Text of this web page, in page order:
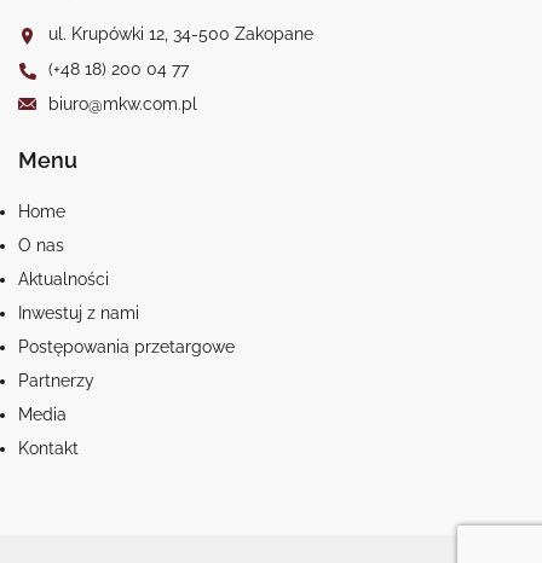
ul. Krupówki 12, 34-500 Zakopane
(+48 18) 200 04 77
biuro@mkw.com.pl
Menu
Home
O nas
Aktualności
Inwestuj z nami
Postępowania przetargowe
Partnerzy
Media
Kontakt